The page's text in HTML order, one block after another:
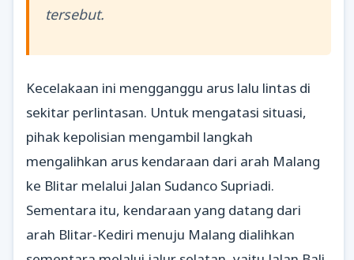
tersebut.
Kecelakaan ini mengganggu arus lalu lintas di
sekitar perlintasan. Untuk mengatasi situasi,
pihak kepolisian mengambil langkah
mengalihkan arus kendaraan dari arah Malang
ke Blitar melalui Jalan Sudanco Supriadi.
Sementara itu, kendaraan yang datang dari
arah Blitar-Kediri menuju Malang dialihkan